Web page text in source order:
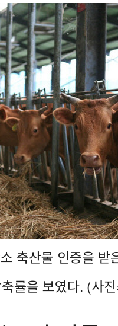
축산물 인증을
률을 보였다. (사